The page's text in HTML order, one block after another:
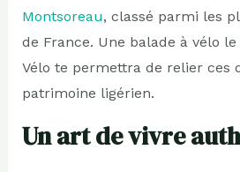
Montsoreau, classé parmi les
de France. Une balade à vélo
Vélo te permettra de relier ces
patrimoine ligérien.
Un art de vivre